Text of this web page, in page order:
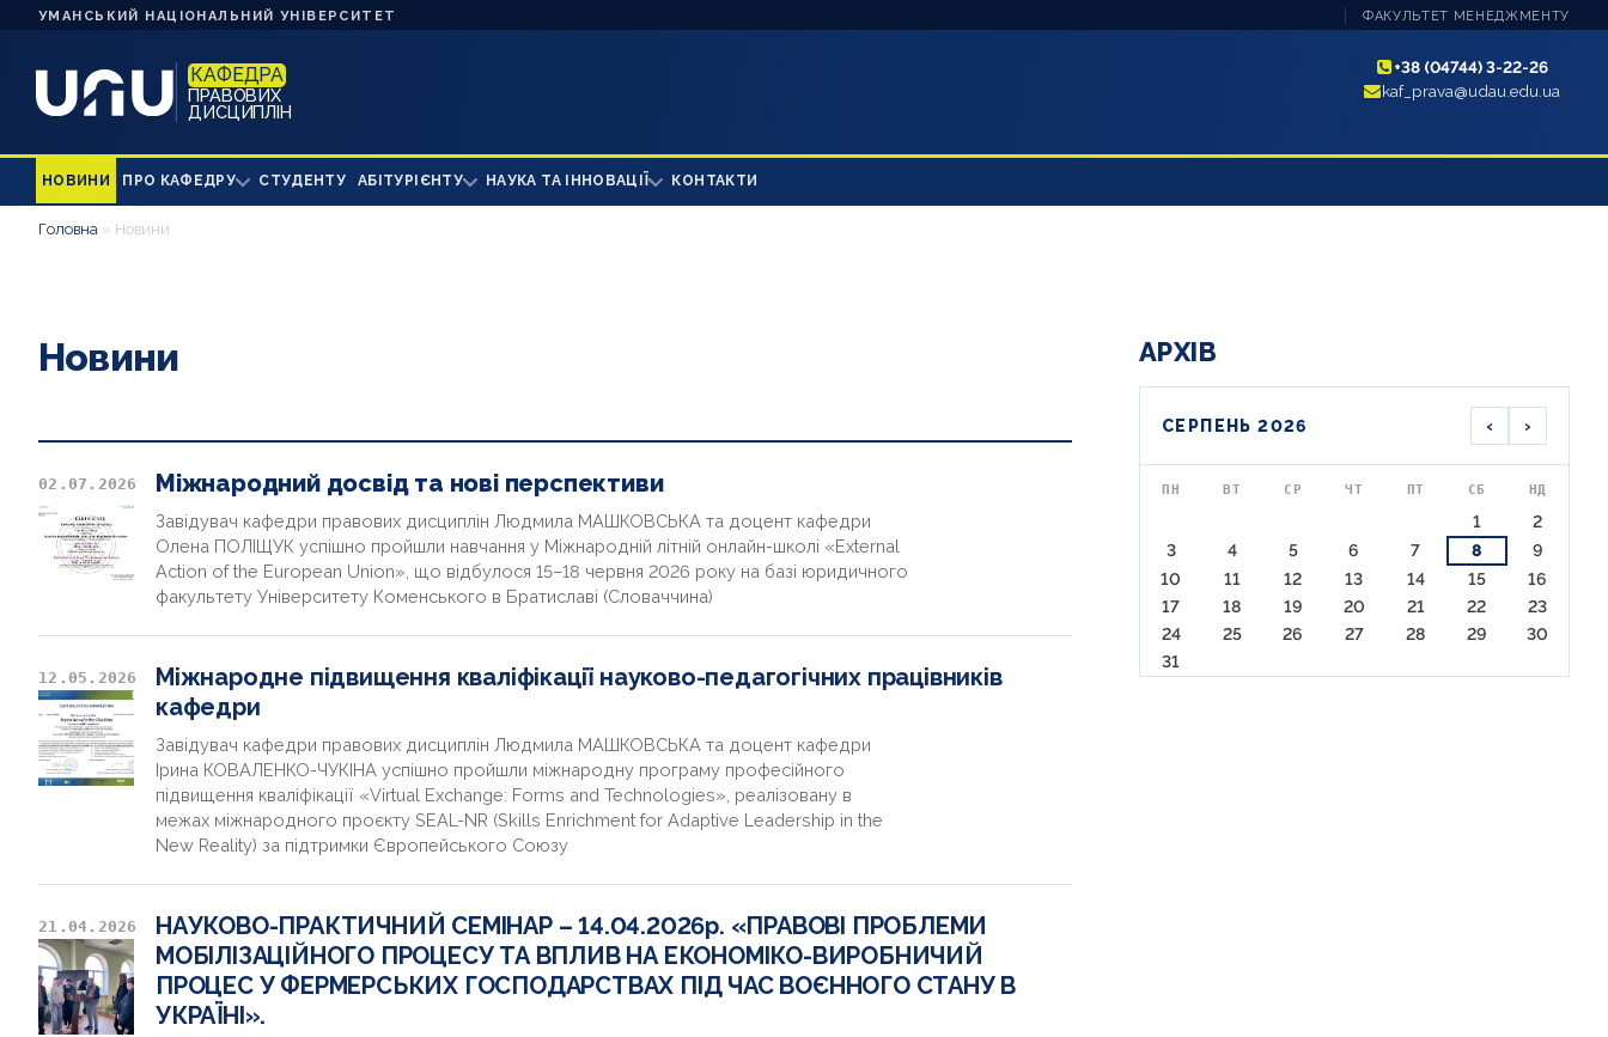
УМАНСЬКИЙ НАЦІОНАЛЬНИЙ УНІВЕРСИТЕТ ФАКУЛЬТЕТ МЕНЕДЖМЕНТУ
КАФЕДРА
ПРАВОВИХ
ДИСЦИПЛІН
+38 (04744) 3-22-26
kaf_prava@udau.edu.ua
НОВИНИ ПРО КАФЕДРУ СТУДЕНТУ АБІТУРІЄНТУ НАУКА ТА ІННОВАЦІЇ КОНТАКТИ
Головна » Новини
Новини
02.07.2026 Міжнародний досвід та нові перспективи
Завідувач кафедри правових дисциплін Людмила МАШКОВСЬКА та доцент кафедри
Олена ПОЛІЩУК успішно пройшли навчання у Міжнародній літній онлайн-школі «External
Action of the European Union», що відбулося 15–18 червня 2026 року на базі юридичного
факультету Університету Коменського в Братиславі (Словаччина)
12.05.2026
Міжнародне підвищення кваліфікації науково-педагогічних працівників
кафедри
Завідувач кафедри правових дисциплін Людмила МАШКОВСЬКА та доцент кафедри
Ірина КОВАЛЕНКО-ЧУКІНА успішно пройшли міжнародну програму професійного
підвищення кваліфікації «Virtual Exchange: Forms and Technologies», реалізовану в
межах міжнародного проєкту SEAL-NR (Skills Enrichment for Adaptive Leadership in the
New Reality) за підтримки Європейського Союзу
21.04.2026
НАУКОВО-ПРАКТИЧНИЙ СЕМІНАР – 14.04.2026р. «ПРАВОВІ ПРОБЛЕМИ
МОБІЛІЗАЦІЙНОГО ПРОЦЕСУ ТА ВПЛИВ НА ЕКОНОМІКО-ВИРОБНИЧИЙ
ПРОЦЕС У ФЕРМЕРСЬКИХ ГОСПОДАРСТВАХ ПІД ЧАС ВОЄННОГО СТАНУ В
УКРАЇНІ».
АРХІВ
СЕРПЕНЬ 2026 ‹ ›
ПН ВТ СР ЧТ ПТ СБ НД
1
2
3
4 5 6 7 8
9
10
11 12 13 14 15
16
17
18 19 20 21 22
23
24
25 26 27 28 29
30
31